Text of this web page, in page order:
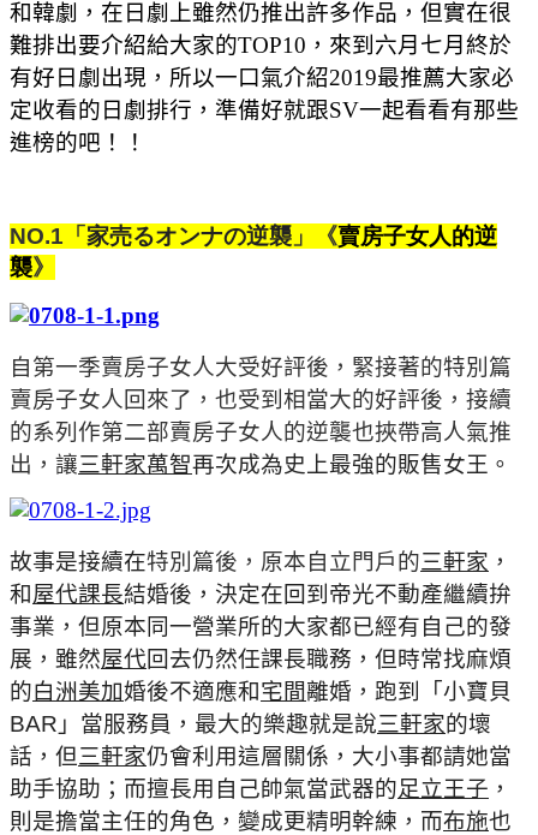
和韓劇，在日劇上雖然仍推出許多作品，但實在很
難排出要介紹給大家的TOP10，來到六月七月終於
有好日劇出現，所以一口氣介紹2019最推薦大家必
定收看的日劇排行，準備好就跟SV一起看看有那些
進榜的吧！！
NO.1 「 家売るオンナの逆襲 」《賣房子女人的逆
襲》
自第一季賣房子女人大受好評後，緊接著的特別篇
賣房子女人回來了，也受到相當大的好評後，接續
的系列作第二部賣房子女人的逆襲也挾帶高人氣推
出，讓三軒家萬智再次成為史上最強的販售女王。
故事是接續在特別篇後，原本自立門戶的三軒家 ，
和屋代課長結婚後，決定在回到帝光不動產繼續拚
事業，但原本同一營業所的大家都已經有自己的發
展，雖然屋代回去仍然任課長職務，但時常找麻煩
的白洲美加婚後不適應和宅間離婚，跑到「小寶貝
BAR 」當服務員，最大的樂趣就是說三軒家的壞
話，但三軒家仍會利用這層關係，大小事都請她當
助手協助；而擅長用自己帥氣當武器的足立王子 ，
則是擔當主任的角色，變成更精明幹練，而布施也